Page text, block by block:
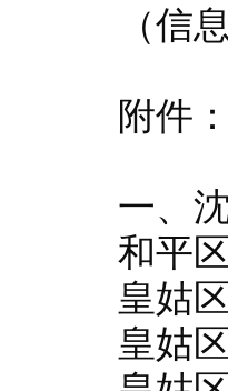
（信
附件：
一、
和平
皇姑
皇姑